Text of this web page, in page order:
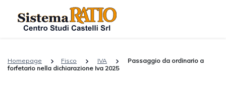
Homepage Fisco IVA
Passaggio da ordinario a
forfetario nella dichiarazione Iva 2025